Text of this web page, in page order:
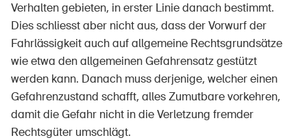
DE FR IT EN
Verhalten gebieten, in erster Linie danach bestimmt.
Dies schliesst aber nicht aus, dass der Vorwurf der
Fahrlässigkeit auch auf allgemeine Rechtsgrundsätze
wie etwa den allgemeinen Gefahrensatz gestützt
werden kann. Danach muss derjenige, welcher einen
Gefahrenzustand schafft, alles Zumutbare vorkehren,
damit die Gefahr nicht in die Verletzung fremder
Rechtsgüter umschlägt.